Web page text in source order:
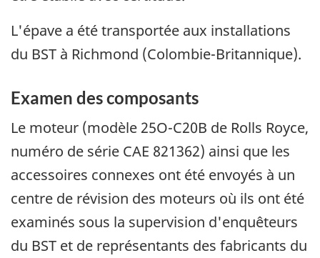
L'épave a été transportée aux installations
du BST à Richmond (Colombie-Britannique).
Examen des composants
Le moteur (modèle 25O-C20B de Rolls Royce,
numéro de série CAE 821362) ainsi que les
accessoires connexes ont été envoyés à un
centre de révision des moteurs où ils ont été
examinés sous la supervision d'enquêteurs
du BST et de représentants des fabricants du